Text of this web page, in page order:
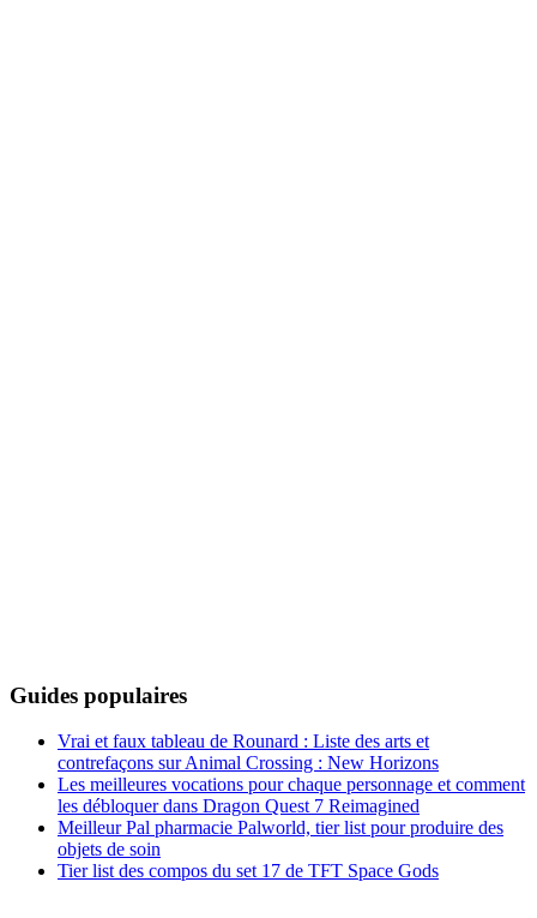
Guides populaires
Vrai et faux tableau de Rounard : Liste des arts et
contrefaçons sur Animal Crossing : New Horizons
Les meilleures vocations pour chaque personnage et comment
les débloquer dans Dragon Quest 7 Reimagined
Meilleur Pal pharmacie Palworld, tier list pour produire des
objets de soin
Tier list des compos du set 17 de TFT Space Gods